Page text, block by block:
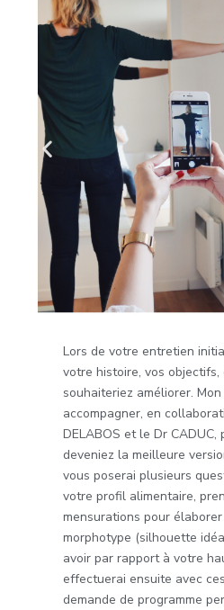
Lors de votre entretien
votre histoire, vos objectifs,
souhaiteriez améliorer.
accompagner, en
DELABOS et le Dr CADUC,
deveniez la meilleure
vous poserai plusieurs
votre profil alimentaire,
mensurations pour
morphotype (silhouette
avoir par rapport à votre
effectuerai ensuite avec
demande de programme